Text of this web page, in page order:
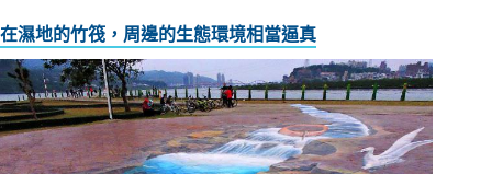
在濕地的竹筏，周邊的生態環境相當逼真